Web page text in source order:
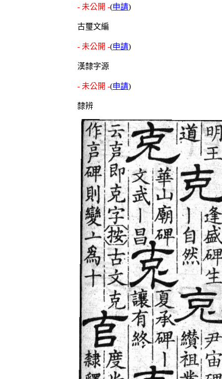
- 未公開 -(申請)
古璽文編
- 未公開 -(申請)
漢隸字源
- 未公開 -(申請)
隸辨